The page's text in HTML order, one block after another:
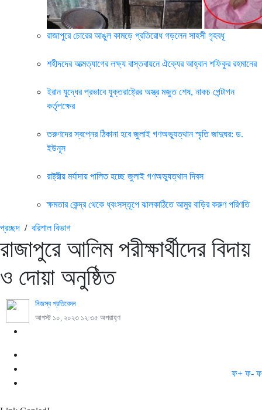
রাজাপুরে চোরের আঙুল কামড়ে প্রতিরোধ গড়লেন সাহসী গৃহবধূ
শহীদদের আত্মত্যাগের লক্ষ্য বাস্তবায়নে ঐক্যের আহ্বান শফিকুর রহমানের
ইরান যুদ্ধের প্রভাবে যুক্তরাষ্ট্রের অস্ত্র মজুত শেষ, নাকচ পেন্টাগন
কর্তৃপক্ষের
তরুণদের স্বপ্নের ঠিকানা হবে জুলাই গণঅভ্যুত্থান স্মৃতি জাদুঘর: ড.
ইউনূস
রাষ্ট্রীয় মর্যাদায় পালিত হচ্ছে জুলাই গণঅভ্যুত্থান দিবস
ক্ষমতার কেন্দ্র থেকে ধ্বংসস্তূপে ঝালকাঠিতে আমুর বাড়ির করুণ পরিণতি
প্রচ্ছদ / বরিশাল বিভাগ
রাজাপুরে আলিম পরীক্ষার্থীদের বিদায়
ও দোয়া অনুষ্ঠিত
নিজস্ব প্রতিবেদন
আগস্ট ১০, ২০২৩ ১২:৩৫ অপরাহ্ণ
ফ+ ফ- ফ